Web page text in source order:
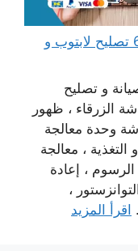
مهندس كمبيوتر الصليبية 65511033 تصليح لابتوب و
و تصليح
الزرقاء ، ظهور
وحدة معالجة
، معالجة
، إعادة
،
اقرأ المزيد